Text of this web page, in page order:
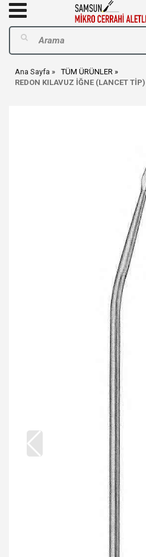
Ana Sayfa
TÜM ÜRÜNLER
REDON KILAVUZ İĞNE (LANCET